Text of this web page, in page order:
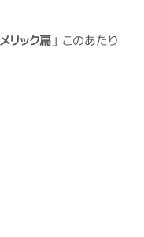
リック扁 」 このあたり